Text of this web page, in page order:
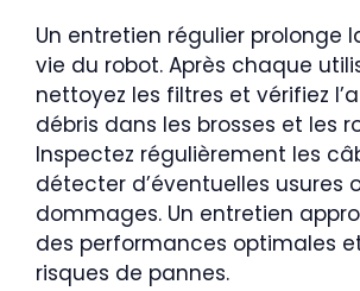
Un entretien régulier prolonge
vie du robot. Après chaque
nettoyez les filtres et vérifiez
débris dans les brosses et les
Inspectez régulièrement les
détecter d’éventuelles usures
dommages. Un entretien
des performances optimales
risques de pannes.